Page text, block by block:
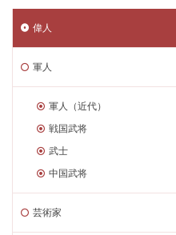
偉人
軍人
軍人（近代）
戦国武将
武士
中国武将
芸術家